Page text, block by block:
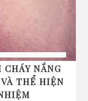
NẮNG
THỂ HIỆN